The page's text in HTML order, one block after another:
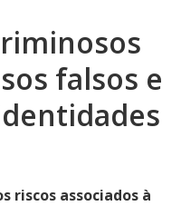
falsos e
riscos associados à